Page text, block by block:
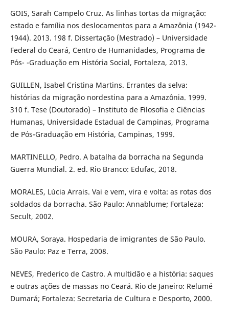
GOIS, Sarah Campelo Cruz. As linhas tortas da migração:
estado e família nos deslocamentos para a Amazônia (1942-
1944). 2013. 198 f. Dissertação (Mestrado) – Universidade
Federal do Ceará, Centro de Humanidades, Programa de
Pós- -Graduação em História Social, Fortaleza, 2013.
GUILLEN, Isabel Cristina Martins. Errantes da selva:
histórias da migração nordestina para a Amazônia. 1999.
310 f. Tese (Doutorado) – Instituto de Filosofia e Ciências
Humanas, Universidade Estadual de Campinas, Programa
de Pós-Graduação em História, Campinas, 1999.
MARTINELLO, Pedro. A batalha da borracha na Segunda
Guerra Mundial. 2. ed. Rio Branco: Edufac, 2018.
MORALES, Lúcia Arrais. Vai e vem, vira e volta: as rotas dos
soldados da borracha. São Paulo: Annablume; Fortaleza:
Secult, 2002.
MOURA, Soraya. Hospedaria de imigrantes de São Paulo.
São Paulo: Paz e Terra, 2008.
NEVES, Frederico de Castro. A multidão e a história: saques
e outras ações de massas no Ceará. Rio de Janeiro: Relumé
Dumará; Fortaleza: Secretaria de Cultura e Desporto, 2000.